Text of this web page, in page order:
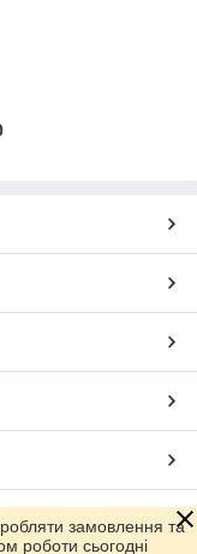
замовлення та
роботи сьогодні